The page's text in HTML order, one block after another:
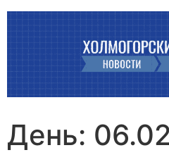
Перейти
содержимому
День: